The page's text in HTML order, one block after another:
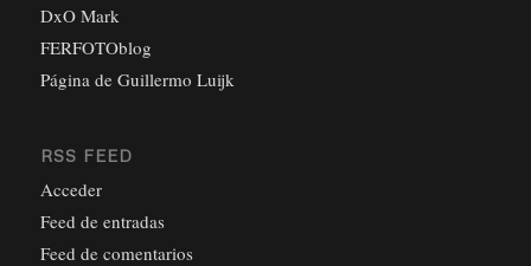
DxO Mark
FERFOTOblog
Página de Guillermo Luijk
RSS FEED
Acceder
Feed de entradas
Feed de comentarios